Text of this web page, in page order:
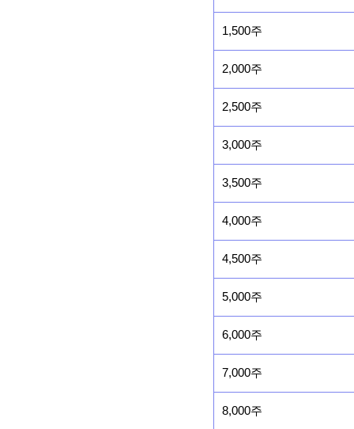
1,500주
2,000주
2,500주
3,000주
3,500주
4,000주
4,500주
5,000주
6,000주
7,000주
8,000주